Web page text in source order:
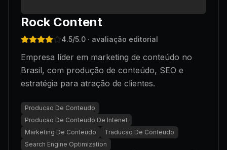
Rock Content
4.5/5.0 · avaliação editorial
Empresa líder em marketing de conteúdo no
Brasil, com produção de conteúdo, SEO e
estratégia para atração de clientes.
Producao De Conteudo
Producao De Conteudo De Intenet
Marketing De Conteudo
Traducao De Conteudo
Search Engine Optimization